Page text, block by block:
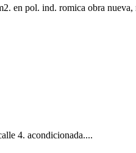
en pol. ind. romica obra
4. acondicionada....